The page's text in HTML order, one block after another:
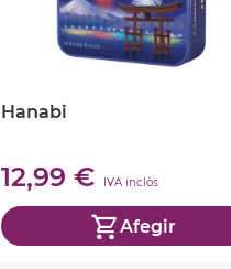
Hanabi
12,99 € IVA inclòs
Afegir